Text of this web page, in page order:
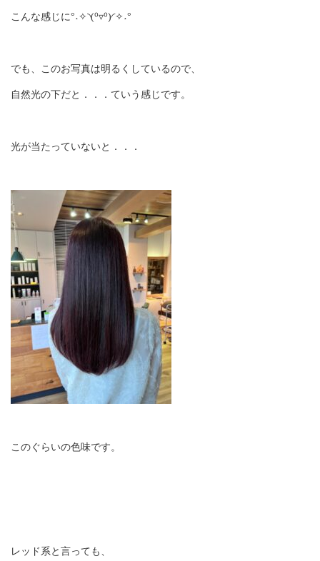
こんな感じに°˖✧◝(⁰▿⁰)◜✧˖°
でも、このお写真は明るくしているので、
自然光の下だと．．．ていう感じです。
光が当たっていないと．．．
このぐらいの色味です。
レッド系と言っても、